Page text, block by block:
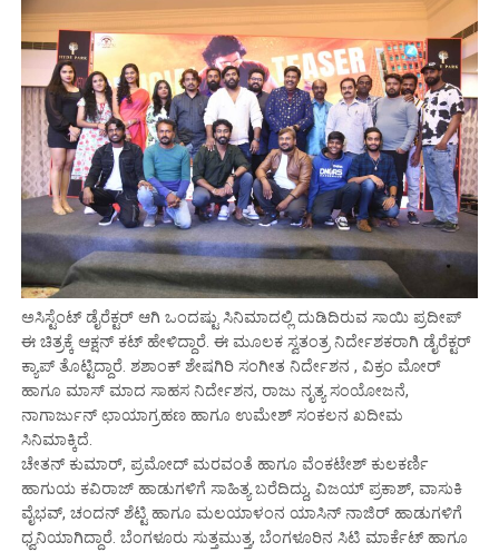
ಅಸಿಸ್ಟೆಂಟ್ ಡೈರೆಕ್ಟರ್ ಆಗಿ ಒಂದಷ್ಟು ಸಿನಿಮಾದಲ್ಲಿ ದುಡಿದಿರುವ ಸಾಯಿ ಪ್ರದೀಪ್
ಈ ಚಿತ್ರಕ್ಕೆ ಆಕ್ಷನ್ ಕಟ್ ಹೇಳಿದ್ದಾರೆ. ಈ ಮೂಲಕ ಸ್ವತಂತ್ರ ನಿರ್ದೇಶಕರಾಗಿ ಡೈರೆಕ್ಟರ್
ಕ್ಯಾಪ್ ತೊಟ್ಟಿದ್ದಾರೆ. ಶಶಾಂಕ್ ಶೇಷಗಿರಿ ಸಂಗೀತ ನಿರ್ದೇಶನ , ವಿಕ್ರಂ ಮೋರ್
ಹಾಗೂ ಮಾಸ್ ಮಾದ ಸಾಹಸ ನಿರ್ದೇಶನ, ರಾಜು ನೃತ್ಯ ಸಂಯೋಜನೆ,
ನಾಗಾರ್ಜುನ್ ಛಾಯಾಗ್ರಹಣ ಹಾಗೂ ಉಮೇಶ್ ಸಂಕಲನ ಖದೀಮ
ಸಿನಿಮಾಕ್ಕಿದೆ.
ಚೇತನ್ ಕುಮಾರ್, ಪ್ರಮೋದ್ ಮರವಂತೆ ಹಾಗೂ ವೆಂಕಟೇಶ್ ಕುಲಕರ್ಣಿ
ಹಾಗುಯ ಕವಿರಾಜ್ ಹಾಡುಗಳಿಗೆ ಸಾಹಿತ್ಯ ಬರೆದಿದ್ದು, ವಿಜಯ್ ಪ್ರಕಾಶ್, ವಾಸುಕಿ
ವೈಭವ್, ಚಂದನ್ ಶೆಟ್ಟಿ ಹಾಗೂ ಮಲಯಾಳಂನ ಯಾಸಿನ್ ನಾಜಿರ್ ಹಾಡುಗಳಿಗೆ
ಧ್ವನಿಯಾಗಿದ್ದಾರೆ. ಬೆಂಗಳೂರು ಸುತ್ತಮುತ್ತ, ಬೆಂಗಳೂರಿನ ಸಿಟಿ ಮಾರ್ಕೆಟ್ ಹಾಗೂ